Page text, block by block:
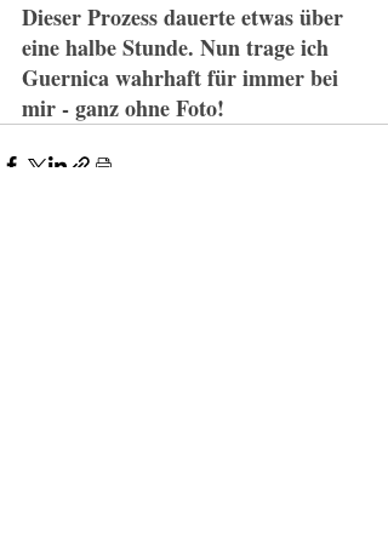
Dieser Prozess dauerte etwas über
eine halbe Stunde. Nun trage ich
Guernica wahrhaft für immer bei
mir - ganz ohne Foto!